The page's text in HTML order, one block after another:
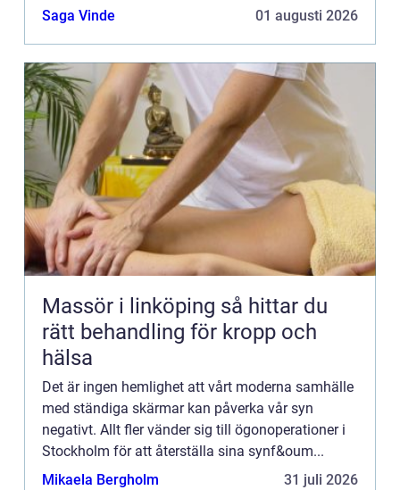
Saga Vinde 01 augusti 2026
Massör i linköping så hittar du
rätt behandling för kropp och
hälsa
Det är ingen hemlighet att vårt moderna samhälle
med ständiga skärmar kan påverka vår syn
negativt. Allt fler vänder sig till ögonoperationer i
Stockholm för att återställa sina synf&oum...
Mikaela Bergholm
31 juli 2026